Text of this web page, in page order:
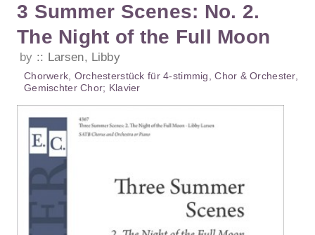
3 Summer Scenes: No. 2.
The Night of the Full Moon
by Larsen, Libby
Chorwerk Orchesterstück für4-stimmig ,Chor & Orchester,
Gemischter Chor; Klavier